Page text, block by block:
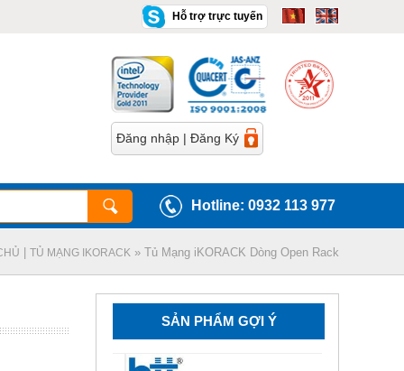
Hỗ trợ trực tuyến
Đăng nhập |Đăng Ký
Hotline: 0932 113 977
TỦ MẠNG IKORACK » Tủ Mạng iKORACK Dòng Open Rack
SẢN PHẨM GỢI Ý